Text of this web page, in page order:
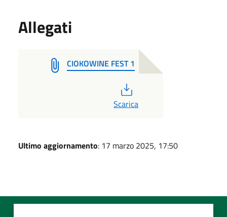
Allegati
CIOKOWINE FEST 1
Scarica
Ultimo aggiornamento: 17 marzo 2025, 17:50